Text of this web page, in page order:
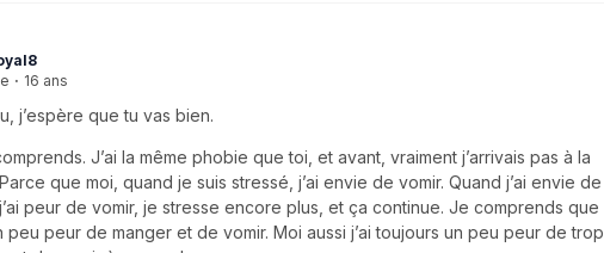
· 16 ans
j’espère que tu vas bien.
J’ai la même phobie que toi, et avant, vraiment j’arrivais pas à la
que moi, quand je suis stressé, j’ai envie de vomir. Quand j’ai envie de
peur de vomir, je stresse encore plus, et ça continue. Je comprends que
peu peur de manger et de vomir. Moi aussi j’ai toujours un peu peur de trop